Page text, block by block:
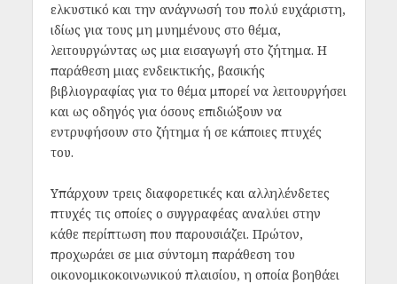
ελκυστικό και την ανάγνωσή του πολύ ευχάριστη,
ιδίως για τους μη μυημένους στο θέμα,
λειτουργώντας ως μια εισαγωγή στο ζήτημα. Η
παράθεση μιας ενδεικτικής, βασικής
βιβλιογραφίας για το θέμα μπορεί να λειτουργήσει
και ως οδηγός για όσους επιδιώξουν να
εντρυφήσουν στο ζήτημα ή σε κάποιες πτυχές
του.
Υπάρχουν τρεις διαφορετικές και αλληλένδετες
πτυχές τις οποίες ο συγγραφέας αναλύει στην
κάθε περίπτωση που παρουσιάζει. Πρώτον,
προχωράει σε μια σύντομη παράθεση του
οικονομικοκοινωνικού πλαισίου, η οποία βοηθάει